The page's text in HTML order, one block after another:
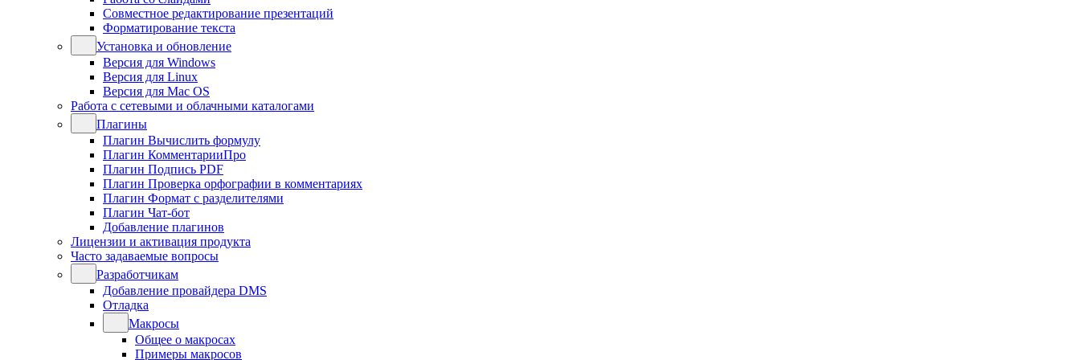
Совместное редактирование презентаций
Форматирование текста
Установка и обновление
Версия для Windows
Версия для Linux
Версия для Mac OS
Работа с сетевыми и облачными каталогами
Плагины
Плагин Вычислить формулу
Плагин КомментарииПро
Плагин Подпись PDF
Плагин Проверка орфографии в комментариях
Плагин Формат с разделителями
Плагин Чат-бот
Добавление плагинов
Лицензии и активация продукта
Часто задаваемые вопросы
Разработчикам
Добавление провайдера DMS
Отладка
Макросы
Общее о макросах
Примеры макросов